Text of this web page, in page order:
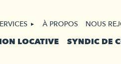
À PROPOS NOUS
LOCATIVE SYNDIC DE